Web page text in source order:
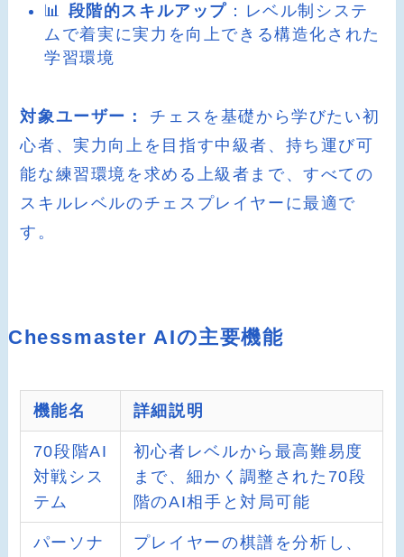
📊 段階的スキルアップ ：レベル制システ
ムで着実に実力を向上できる構造化された
学習環境
対象ユーザー：
チェスを基礎から学びたい初
心者、実力向上を目指す中級者、持ち運び可
能な練習環境を求める上級者まで、すべての
スキルレベルのチェスプレイヤーに最適で
す。
Chessmaster AIの主要機能
機能名 詳細説明
70段階AI
対戦シス
テム
初心者レベルから最高難易度
まで、細かく調整された70段
階のAI相手と対局可能
パーソナ
プレイヤーの棋譜を分析し、